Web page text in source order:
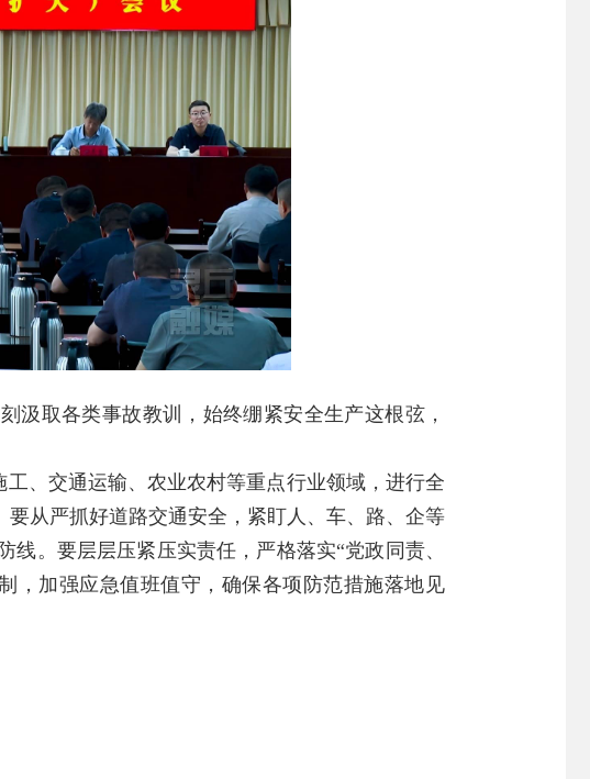
汲取各类事故教训，始终绷紧安全生产这根弦，
、交通运输、农业农村等重点行业领域，进行全
从严抓好道路交通安全，紧盯人、车、路、企等
。要层层压紧压实责任，严格落实“党政同责、
，加强应急值班值守，确保各项防范措施落地见